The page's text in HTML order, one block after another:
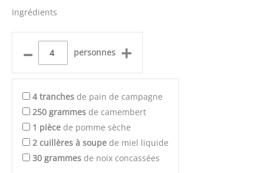
Ingrédients
– personnes +
4 tranches de pain de campagne
250 grammes de camembert
1 pièce de pomme sèche
2 cuillères à soupe de miel liquide
30 grammes de noix concassées